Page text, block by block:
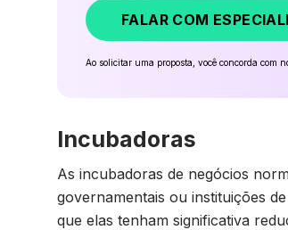
FALAR COM
Ao solicitar uma proposta, você concorda com
Incubadoras
As incubadoras de negócios
governamentais ou instituições
que elas tenham significativa